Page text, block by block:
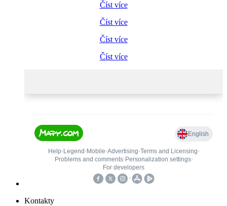
Číst více
Číst více
Číst více
Číst více
Kontakty